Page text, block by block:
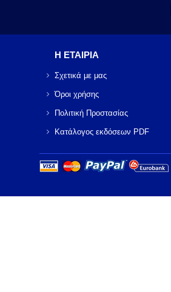
Η ΕΤΑΙΡΙΑ
Σχετικά με μας
Όροι χρήσης
Πολιτική Προστασίας
Κατάλογος εκδόσεων PDF